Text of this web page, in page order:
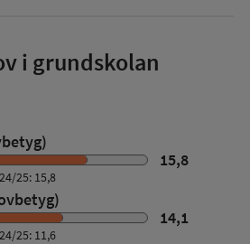
i grundskolan
15,8
25: 15,8
14,1
25: 11,6